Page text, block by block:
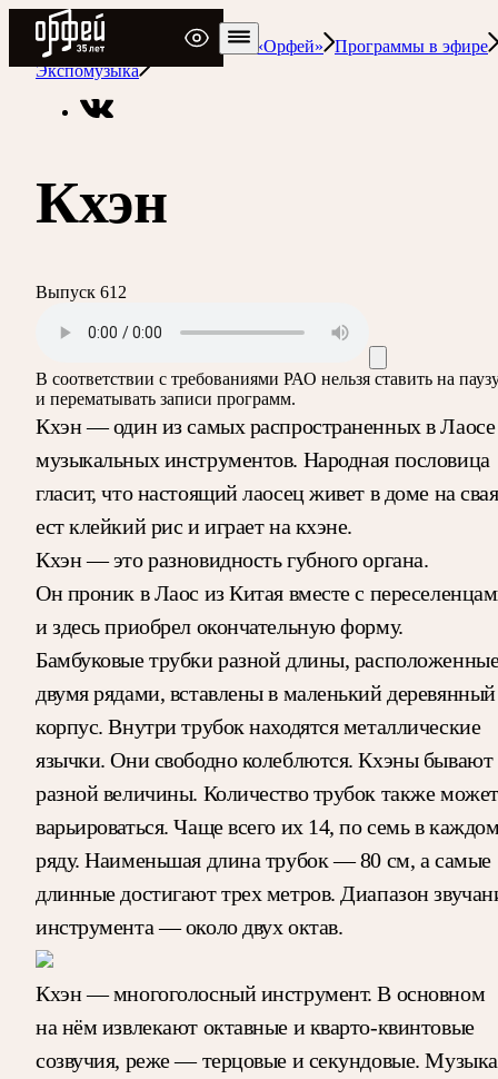
Радио Орфей
Радио классической музыки «Орфей»
Программы в эфире
Экспомузыка
Кхэн
Выпуск 612
В соответствии с требованиями РАО нельзя ставить на
и перематывать записи программ.
Кхэн — один из самых распространенных в Лаосе
музыкальных инструментов. Народная пословица
гласит, что настоящий лаосец живет в доме на
ест клейкий рис и играет на кхэне.
Кхэн — это разновидность губного органа.
Он проник в Лаос из Китая вместе с
и здесь приобрел окончательную форму.
Бамбуковые трубки разной длины,
двумя рядами, вставлены в маленький деревянный
корпус. Внутри трубок находятся металлические
язычки. Они свободно колеблются. Кхэны бывают
разной величины. Количество трубок также может
варьироваться. Чаще всего их 14, по семь в
ряду. Наименьшая длина трубок — 80 см, а самые
длинные достигают трех метров. Диапазон
инструмента — около двух октав.
Кхэн — многоголосный инструмент. В основном
на нём извлекают октавные и кварто-квинтовые
созвучия, реже — терцовые и секундовые. Музыка